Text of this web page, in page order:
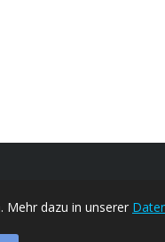
DER
Mehr dazu in unserer